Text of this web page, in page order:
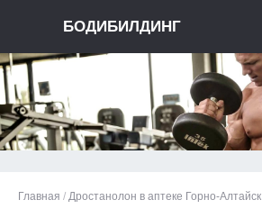
БОДИБИЛДИНГ
Главная / Дростанолон в аптеке Горно-Алтайск